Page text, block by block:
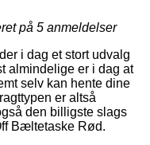
på 5 anmeldelser
i dag et stort udvalg
almindelige er i dag at
selv kan hente dine
er altså
den billigste slags
Bæltetaske Rød.